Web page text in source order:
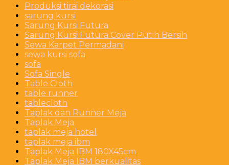
Produksi tirai dekorasi
sarung kursi
Sarung Kursi Futura
Sarung Kursi Futura Cover Putih Bersih
Sewa Karpet Permadani
sewa kursi sofa
sofa
Sofa Single
Table Cloth
table runner
tablecloth
Taplak dan Runner Meja
Taplak Meja
taplak meja hotel
taplak meja ibm
Taplak Meja IBM 180X45cm
Taplak Meja IBM berkualitas